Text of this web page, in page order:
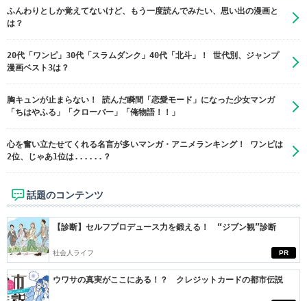
ふんわりとしか覚えてないけど、もう一度読んでみたい、思い出の漫画と
は？
20代「ワンピ」30代「スラムダンク」40代「北斗」！ 世代別、ジャンプ
漫画ベスト3は？
胸キュンが止まらない！ 読んだ瞬間「恋愛モード」になった少女マンガ
「ちはやふる」「クローバー」「俺物語！！」
心を奮い立たせてくれる名言が多いマンガ・アニメランキング！ ワンピは
2位、じゃあ1位は......？
話題のコンテンツ
PR
【診断】セルフプロデュース力を鍛える！ “ジブン観”診断
社会人ライフ
ウワサの真実がここにある！？ クレジットカードの都市伝説